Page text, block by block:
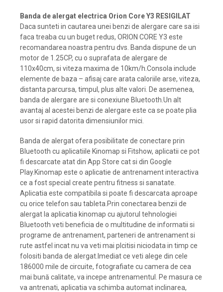
Banda de alergat electrica Orion Core Y3 RESIGILAT
Daca sunteti in cautarea unei benzi de alergare care sa isi
faca treaba cu un buget redus, ORION CORE Y3 este
recomandarea noastra pentru dvs. Banda dispune de un
motor de 1.25CP, cu o suprafata de alergare de
110x40cm, si viteza maxima de 10km/h.Consola include
elemente de baza – afisaj care arata caloriile arse, viteza,
distanta parcursa, timpul, plus alte valori. De asemenea,
banda de alergare are si conexiune Bluetooth.Un alt
avantaj al acestei benzi de alergare este ca se poate plia
usor si rapid datorita dimensiunilor mici.
Banda de alergat ofera posibilitate de conectare prin
Bluetooth cu aplicatiile Kinomap si Fitshow, aplicatii ce pot
fi descarcate atat din App Store cat si din Google
Play.Kinomap este o aplicatie de antrenament interactiva
ce a fost special create pentru fitness si sanatate.
Aplicatia este compatibila si poate fi descarcata aproape
cu orice telefon sau tableta.Prin conectarea benzii de
alergat la aplicatia kinomap cu ajutorul tehnologiei
Bluetooth veti beneficia de o multitudine de informatii si
programe de antrenament, parteneri de antrenament si
rute astfel incat nu va veti mai plcitisi niciodata in timp ce
folositi banda de alergat.Imediat ce veti alege din cele
186000 mile de circuite, fotografiate cu camera de cea
mai bună calitate, va incepe antrenamentul. Pe masura ce
va antrenati, aplicatia va schimba automat inclinarea,